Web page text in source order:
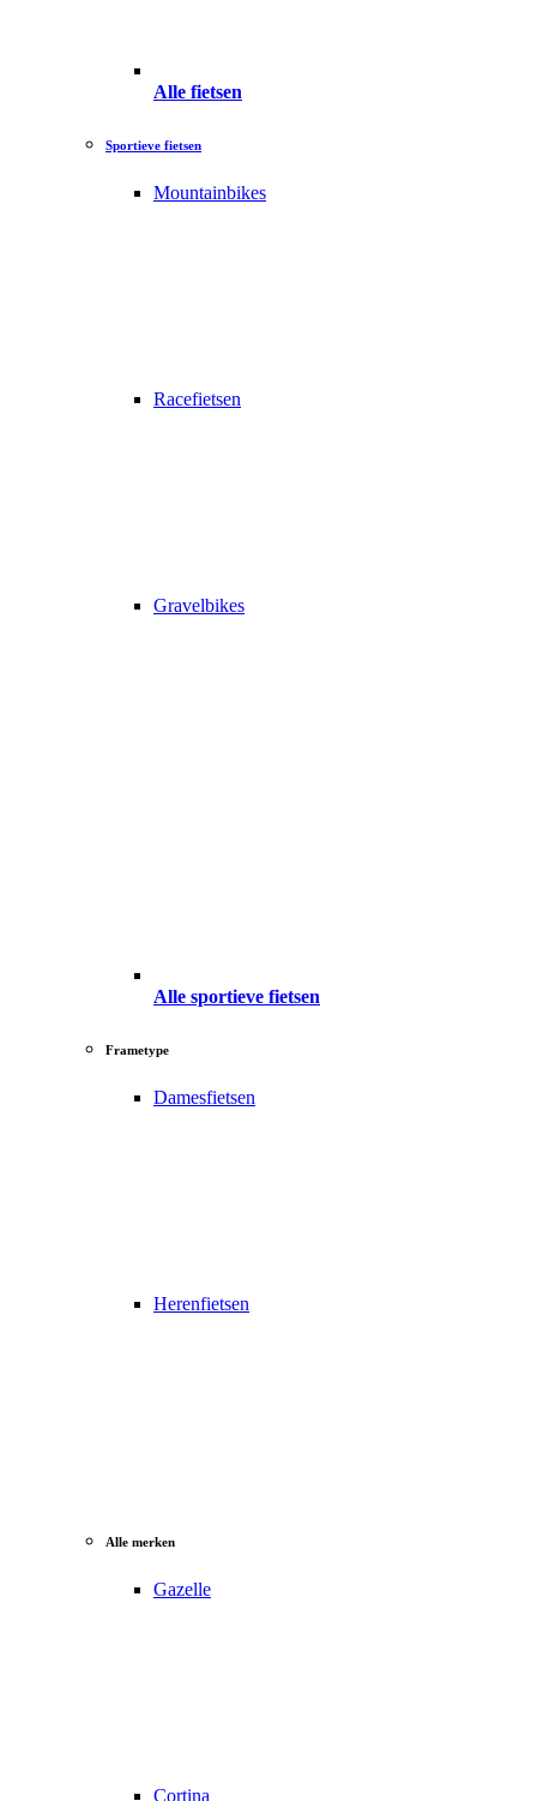
Alle fietsen
Sportieve fietsen
Mountainbikes
Racefietsen
Gravelbikes
Alle sportieve fietsen
Frametype
Damesfietsen
Herenfietsen
Alle merken
Gazelle
Cortina